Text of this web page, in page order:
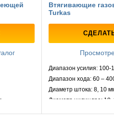
Втягивающие
Turkas
Диапазон усилия: 100-
Диапазон хода: 60 –
Диаметр штока: 8, 10
Диаметр цилиндра: 18,